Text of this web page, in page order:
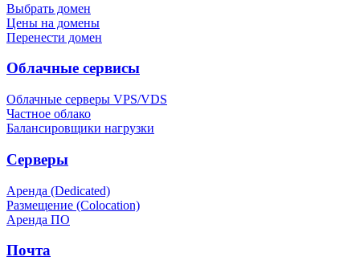
Выбрать домен
Цены на домены
Перенести домен
Облачные сервисы
Облачные серверы VPS/VDS
Частное облако
Балансировщики нагрузки
Серверы
Аренда (Dedicated)
Размещение (Colocation)
Аренда ПО
Почта